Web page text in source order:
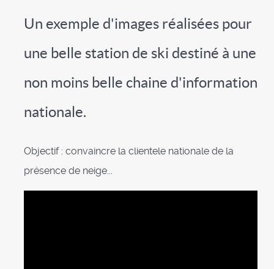
Un exemple d'images réalisées pour
une belle station de ski destiné à une
non moins belle chaine d'information
nationale.
Objectif : convaincre la clientele nationale de la
présence de neige...